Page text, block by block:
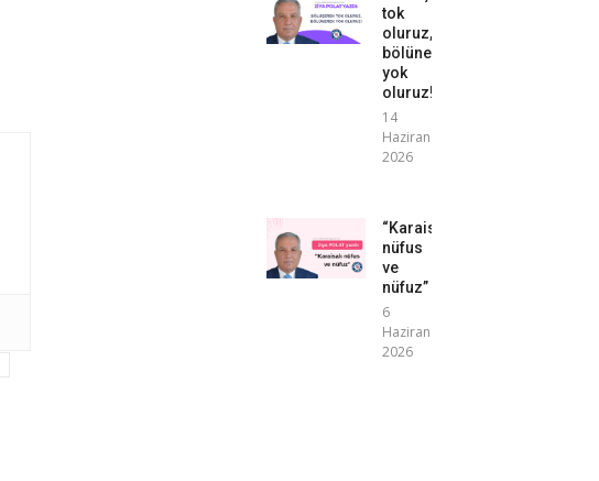
tok
oluruz,
bölünerek
yok
oluruz!”
14
Haziran
2026
“Karaisalı
nüfus
ve
nüfuz”
6
Haziran
2026